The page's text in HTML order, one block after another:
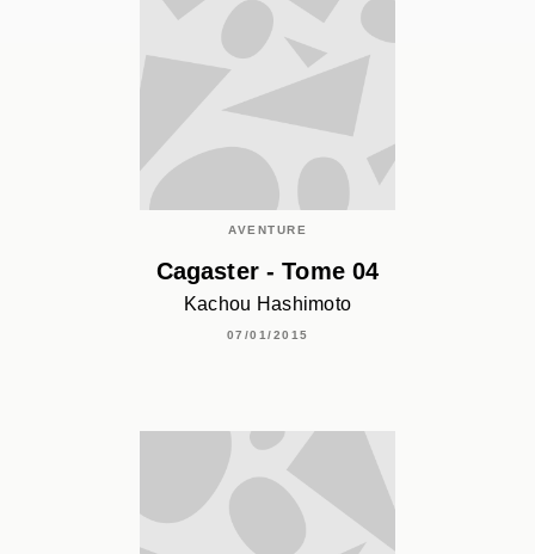
AVENTURE
Cagaster - Tome 04
Kachou Hashimoto
07/01/2015